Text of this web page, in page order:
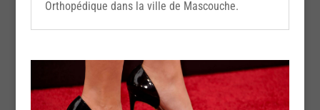
Orthopédique dans la ville de Mascouche.